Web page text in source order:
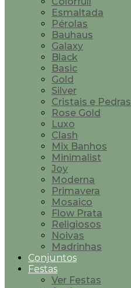
Esmaltada
Pérolas
Bauhaus
Galaxy
Black
Basic
Gold
Silver
Cristais e Pedras
Rose Gold
Luxo
Clash
Mix Banhos
Minimalist
Joy
Moderna
Primavera
Mosaico
Flow Prata
Religiosos
Noivas
Madrinhas
Conjuntos
Festas
Ver Festas